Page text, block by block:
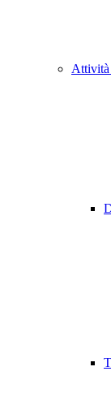
Attività